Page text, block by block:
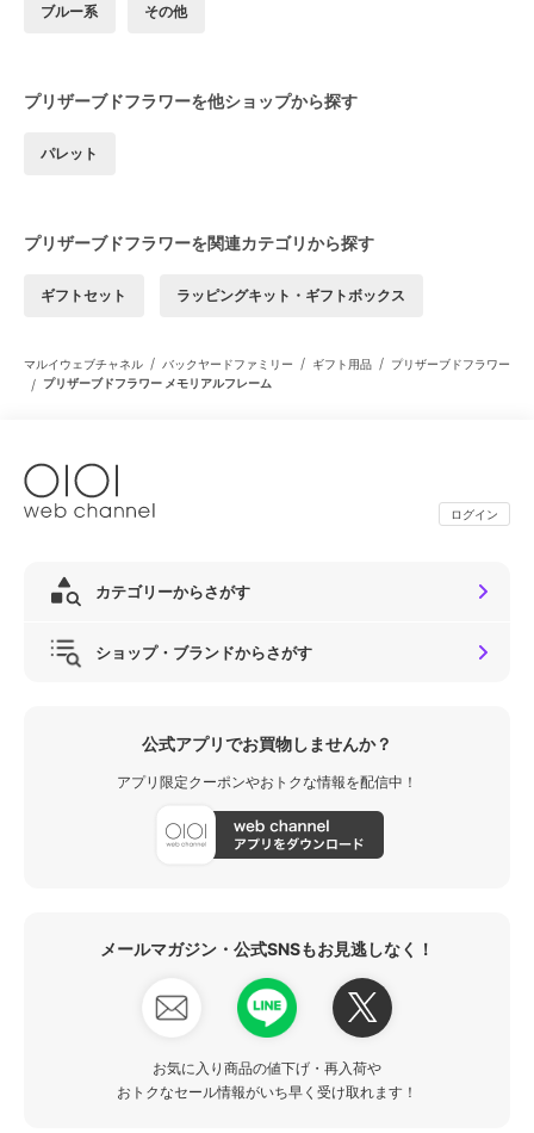
ブルー系 その他
プリザーブドフラワーを他ショップから探す
パレット
プリザーブドフラワーを関連カテゴリから探す
ギフトセット ラッピングキット・ギフトボックス
マルイウェブチャネル / バックヤードファミリー / ギフト用品 / プリザーブドフラワー
/ プリザーブドフラワー メモリアルフレーム
ログイン
カテゴリーからさがす
ショップ・ブランドからさがす
公式アプリでお買物しませんか？
アプリ限定クーポンやおトクな情報を配信中！
メールマガジン・公式SNSもお見逃しなく！
お気に入り商品の値下げ・再入荷や
おトクなセール情報がいち早く受け取れます！